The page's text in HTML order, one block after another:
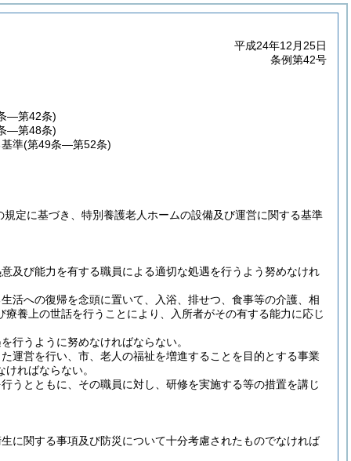
平成24年12月25日
条例第42号
―第42条)
―第48条)
準(第49条―第52条)
規定に基づき、特別養護老人ホームの設備及び運営に関する基準
及び能力を有する職員による適切な処遇を行うよう努めなけれ
活への復帰を念頭に置いて、入浴、排せつ、食事等の介護、相
養上の世話を行うことにより、入所者がその有する能力に応じ
行うように努めなければならない。
運営を行い、市、老人の福祉を増進することを目的とする事業
ればならない。
うとともに、その職員に対し、研修を実施する等の措置を講じ
に関する事項及び防災について十分考慮されたものでなければ